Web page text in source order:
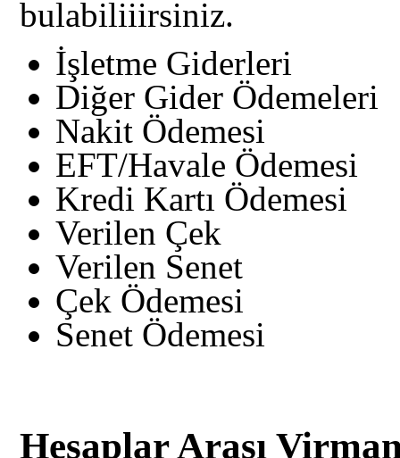
bulabiliiirsiniz.
İşletme Giderleri
Diğer Gider Ödemeleri
Nakit Ödemesi
EFT/Havale Ödemesi
Kredi Kartı Ödemesi
Verilen Çek
Verilen Senet
Çek Ödemesi
Senet Ödemesi
Hesaplar Arası